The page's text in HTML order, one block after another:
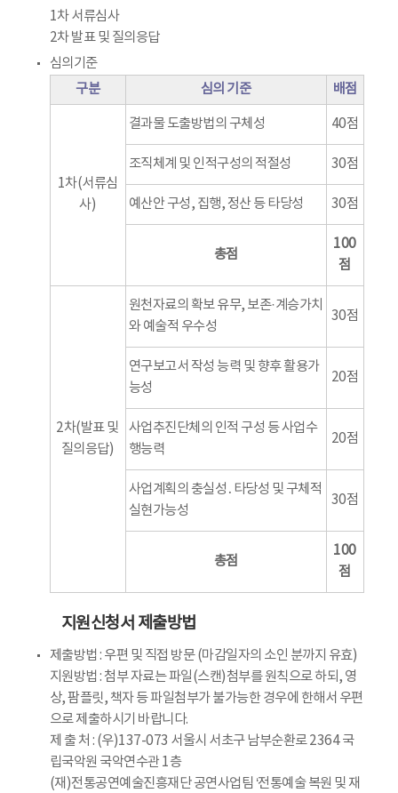
1차 서류심사
2차 발표 및 질의응답
심의기준
구분
심의 기준 배점
1차(서류심
사)
결과물 도출방법의 구체성 40점
조직체계 및 인적구성의 적절성 30점
예산안 구성, 집행, 정산 등 타당성 30점
총점
100
점
2차(발표 및
질의응답)
원천자료의 확보 유무, 보존·계승가치
와 예술적 우수성
30점
연구보고서 작성 능력 및 향후 활용가
능성
20점
사업추진단체의 인적 구성 등 사업수
행능력
20점
사업계획의 충실성․타당성 및 구체적
실현가능성
30점
총점
100
점
지원신청서 제출방법
제출방법 : 우편 및 직접 방문 (마감일자의 소인 분까지 유효)
지원방법 : 첨부 자료는 파일(스캔)첨부를 원칙으로 하되, 영
상, 팜플릿, 책자 등 파일첨부가 불가능한 경우에 한해서 우편
으로 제출하시기 바랍니다.
제 출 처 : (우)137-073 서울시 서초구 남부순환로 2364 국
립국악원 국악연수관 1층
(재)전통공연예술진흥재단 공연사업팀 ‘전통예술 복원 및 재